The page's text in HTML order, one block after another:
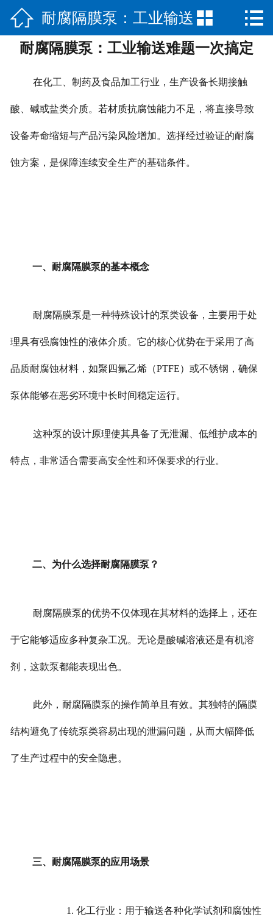
 网站首页
公司简介
产品展示
新闻中心
荣誉资质
公司场景
 耐腐隔膜泵：工业输送
难题一次搞定
 
耐腐隔膜泵：工业输送难题一次搞定
在化工、制药及食品加工行业，生产设备长期接触
酸、碱或盐类介质。若材质抗腐蚀能力不足，将直接导致
设备寿命缩短与产品污染风险增加。选择经过验证的耐腐
蚀方案，是保障连续安全生产的基础条件。
一、耐腐隔膜泵的基本概念
耐腐隔膜泵是一种特殊设计的泵类设备，主要用于处
理具有强腐蚀性的液体介质。它的核心优势在于采用了高
品质耐腐蚀材料，如聚四氟乙烯（PTFE）或不锈钢，确保
泵体能够在恶劣环境中长时间稳定运行。
这种泵的设计原理使其具备了无泄漏、低维护成本的
特点，非常适合需要高安全性和环保要求的行业。
二、为什么选择耐腐隔膜泵？
耐腐隔膜泵的优势不仅体现在其材料的选择上，还在
于它能够适应多种复杂工况。无论是酸碱溶液还是有机溶
剂，这款泵都能表现出色。
此外，耐腐隔膜泵的操作简单且有效。其独特的隔膜
结构避免了传统泵类容易出现的泄漏问题，从而大幅降低
了生产过程中的安全隐患。
三、耐腐隔膜泵的应用场景
1. 化工行业：用于输送各种化学试剂和腐蚀性